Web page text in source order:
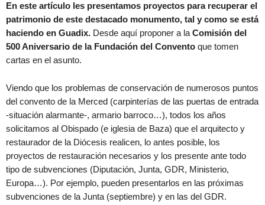
En este artículo les presentamos proyectos para recuperar el
patrimonio de este destacado monumento, tal y como se está
haciendo en Guadix. Desde aquí proponer a la Comisión del
500 Aniversario de la Fundación del Convento que tomen
cartas en el asunto.
Viendo que los problemas de conservación de numerosos puntos
del convento de la Merced (carpinterías de las puertas de entrada
-situación alarmante-, armario barroco…), todos los años
solicitamos al Obispado (e iglesia de Baza) que el arquitecto y
restaurador de la Diócesis realicen, lo antes posible, los
proyectos de restauración necesarios y los presente ante todo
tipo de subvenciones (Diputación, Junta, GDR, Ministerio,
Europa…). Por ejemplo, pueden presentarlos en las próximas
subvenciones de la Junta (septiembre) y en las del GDR.